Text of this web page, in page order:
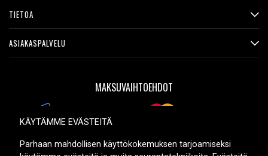
TIETOA
ASIAKASPALVELU
MAKSUVAIHTOEHDOT
TOIMITUSVAIHTOEHDOT
KÄYTÄMME EVÄSTEITÄ
Parhaan mahdollisen käyttökokemuksen tarjoamiseksi